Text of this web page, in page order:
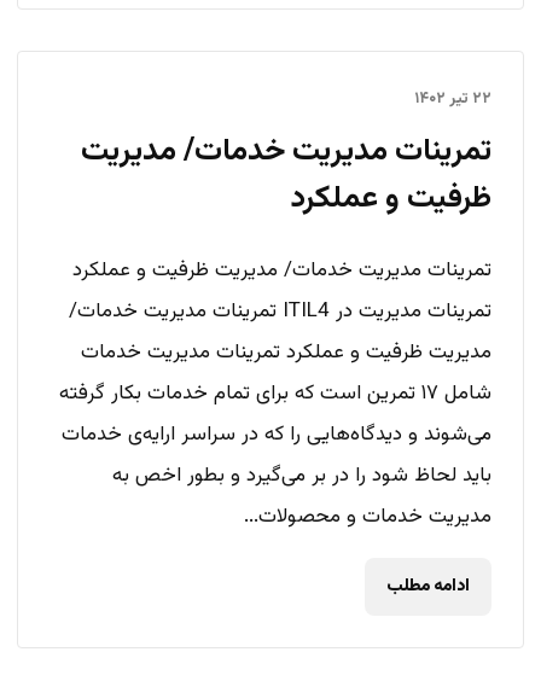
۲۲ تیر ۱۴۰۲
تمرینات مدیریت خدمات/ مدیریت
ظرفیت و عملکرد
تمرینات مدیریت خدمات/ مدیریت ظرفیت و عملکرد
تمرینات مدیریت در ITIL4 تمرینات مدیریت خدمات/
مدیریت ظرفیت و عملکرد تمرینات مدیریت خدمات
شامل ۱۷ تمرین است که برای تمام خدمات بکار گرفته
می‌شوند و دیدگاه‌هایی را که در سراسر ارایه‌ی خدمات
باید لحاظ شود را در بر می‌گیرد و بطور اخص به
مدیریت خدمات و محصولات...
ادامه مطلب